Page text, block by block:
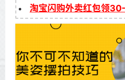
淘宝闪购外卖红包领